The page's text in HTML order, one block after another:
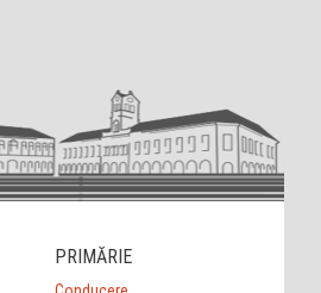
PRIMĂRIE